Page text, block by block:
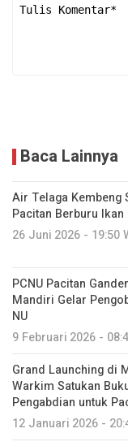
Baca Lainnya
Air Telaga Kembeng
Pacitan Berburu Ikan
26 Juni 2026 - 19:50
PCNU Pacitan
Mandiri Gelar
NU
9 Februari 2026 -
Grand Launching di
Warkim Satukan
Pengabdian untuk
12 Januari 2026 -